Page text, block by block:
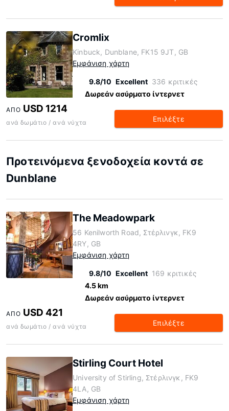
Cromlix
Kinbuck, Dunblane, FK15 9JT, GB
Εμφάνιση χάρτη
9.8/10 Excellent 336 κριτικές
Δωρεάν ασύρματο ίντερνετ
ΑΠΌ USD 1214
ανά δωμάτιο / ανά νύχτα Επιλέξτε
Προτεινόμενα ξενοδοχεία κοντά σε
Dunblane
The Meadowpark
56 Kenilworth Road, Στέρλινγκ, FK9
4RY, GB
Εμφάνιση χάρτη
9.8/10 Excellent 169 κριτικές
4.5 km
Δωρεάν ασύρματο ίντερνετ
ΑΠΌ USD 421
ανά δωμάτιο / ανά νύχτα Επιλέξτε
Stirling Court Hotel
University of Stirling, Στέρλινγκ, FK9
4LA, GB
Εμφάνιση χάρτη